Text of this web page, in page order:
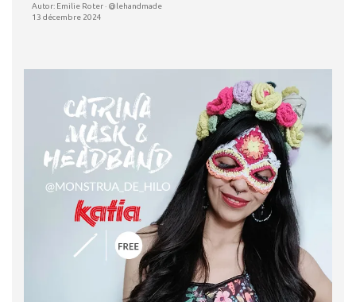
Autor: Emilie Roter · @lehandmade
13 décembre 2024